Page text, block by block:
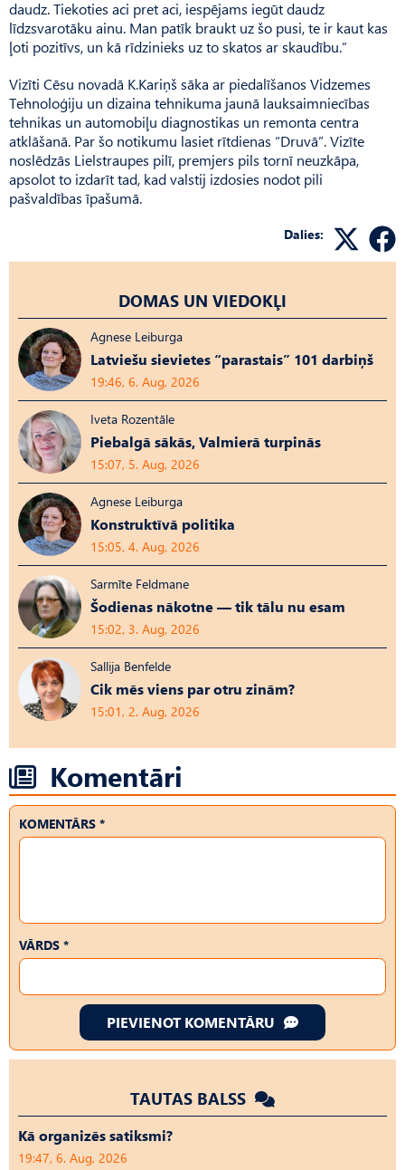
daudz. Tiekoties aci pret aci, iespējams iegūt daudz
līdzsvarotāku ainu. Man patīk braukt uz šo pusi, te ir kaut kas
ļoti pozitīvs, un kā rīdzinieks uz to skatos ar skaudību.”
Vizīti Cēsu novadā K.Kariņš sāka ar piedalīšanos Vidzemes
Tehnoloģiju un dizaina tehnikuma jaunā lauksaimniecības
tehnikas un automobiļu diagnostikas un remonta centra
atklāšanā. Par šo notikumu lasiet rītdienas “Druvā”. Vizīte
noslēdzās Lielstraupes pilī, premjers pils tornī neuzkāpa,
apsolot to izdarīt tad, kad valstij izdosies nodot pili
pašvaldības īpašumā.
Dalies:
DOMAS UN VIEDOKĻI
Agnese Leiburga
Latviešu sievietes “parastais” 101 darbiņš
19:46, 6. Aug, 2026
Iveta Rozentāle
Piebalgā sākās, Valmierā turpinās
15:07, 5. Aug, 2026
Agnese Leiburga
Konstruktīvā politika
15:05, 4. Aug, 2026
Sarmīte Feldmane
Šodienas nākotne — tik tālu nu esam
15:02, 3. Aug, 2026
Sallija Benfelde
Cik mēs viens par otru zinām?
15:01, 2. Aug, 2026
Komentāri
KOMENTĀRS *
VĀRDS *
PIEVIENOT KOMENTĀRU
TAUTAS BALSS
Kā organizēs satiksmi?
19:47, 6. Aug, 2026